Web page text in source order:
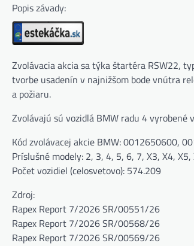
Popis závady:
Zvolávacia akcia sa týka štartéra RSW22,
tvorbe usadenín v najnižšom bode vnútra
a požiaru.
Zvolávajú sú vozidlá BMW radu 4 vyrobené
Kód zvolávacej akcie BMW: 0012650600,
Príslušné modely: 2, 3, 4, 5, 6, 7, X3, X4, X5,
Počet vozidiel (celosvetovo): 574.209
Zdroj:
Rapex Report 7/2026 SR/00551/26
Rapex Report 7/2026 SR/00568/26
Rapex Report 7/2026 SR/00569/26